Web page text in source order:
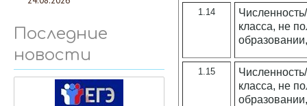
Последние
новости
1.14
класса, не
1.15
класса, не